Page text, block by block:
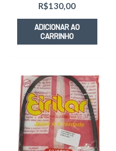
R$130,00
ADICIONAR AO
CARRINHO